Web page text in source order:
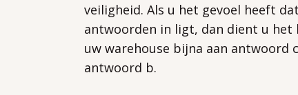
veiligheid. Als u het gevoel heeft
antwoorden in ligt, dan dient u het
uw warehouse bijna aan antwoord
antwoord b.